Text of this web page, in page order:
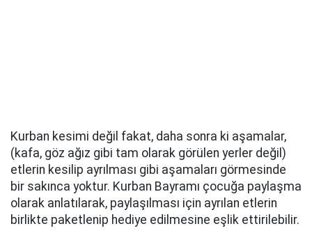
Kurban kesimi değil fakat, daha sonra ki aşamalar,
(kafa, göz ağız gibi tam olarak görülen yerler değil)
etlerin kesilip ayrılması gibi aşamaları görmesinde
bir sakınca yoktur. Kurban Bayramı çocuğa paylaşma
olarak anlatılarak, paylaşılması için ayrılan etlerin
birlikte paketlenip hediye edilmesine eşlik ettirilebilir.